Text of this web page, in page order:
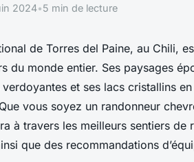
2024•5 min de lecture
de Torres del Paine, au Chili,
du monde entier. Ses paysages
verdoyantes et ses lacs cristallins
vous soyez un randonneur
à travers les meilleurs sentiers
que des recommandations